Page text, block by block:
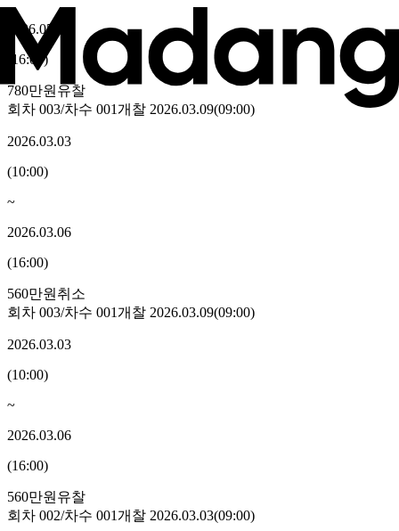
2026.05.12
16:00)
780만원 유찰
회차 003/차수 001개찰 2026.03.09(09:00)
2026.03.03
(10:00)
~
2026.03.06
(16:00)
560만원 취소
회차 003/차수 001개찰 2026.03.09(09:00)
2026.03.03
(10:00)
~
2026.03.06
(16:00)
560만원 유찰
회차 002/차수 001개찰 2026.03.03(09:00)